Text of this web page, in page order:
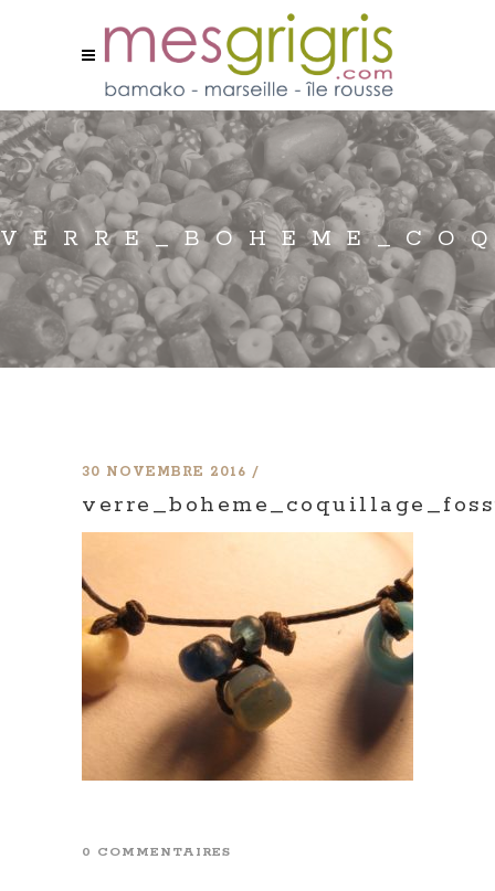
30 NOVEMBRE 2016
0 COMMENTAIRES